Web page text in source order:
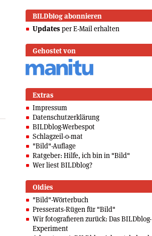
BILDblog abonnieren
Updates per E-Mail erhalten
Gehostet von
Extras
Impressum
Datenschutzerklärung
BILDblog-Werbespot
Schlagzeil-o-mat
"Bild"-Auflage
Ratgeber: Hilfe, ich bin in "Bild"
Wer liest BILDblog?
Oldies
"Bild"-Wörterbuch
Presserats-Rügen für "Bild"
Wir fotografieren zurück: Das BILDblog-
Experiment